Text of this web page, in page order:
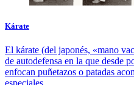
Kárate
El kárate (del japonés, «mano
de autodefensa en la que desde
enfocan puñetazos o patadas
especiales.